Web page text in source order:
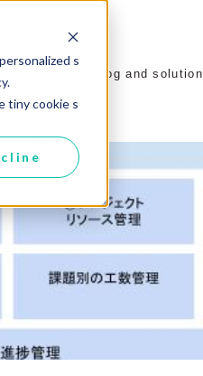
s
tiny cookie s
Blog and solution